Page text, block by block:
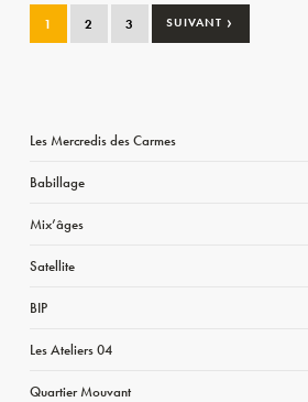
1 2 3 SUIVANT ›
Les Mercredis des Carmes
Babillage
Mix’âges
Satellite
BIP
Les Ateliers 04
Quartier Mouvant